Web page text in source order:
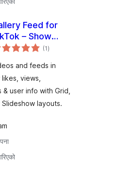
Feed for
– Show
Videos in
(1कुल
रेटिङ्गहरू
)
and feeds in
views,
user info with Grid,
layouts.